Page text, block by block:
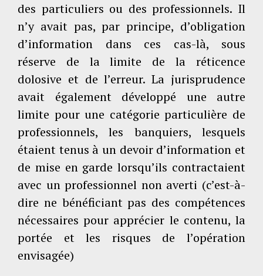
des particuliers ou des professionnels. Il
n’y avait pas, par principe, d’obligation
d’information dans ces cas-là, sous
réserve de la limite de la réticence
dolosive et de l’erreur. La jurisprudence
avait également développé une autre
limite pour une catégorie particulière de
professionnels, les banquiers, lesquels
étaient tenus à un devoir d’information et
de mise en garde lorsqu’ils contractaient
avec un professionnel non averti (c’est-à-
dire ne bénéficiant pas des compétences
nécessaires pour apprécier le contenu, la
portée et les risques de l’opération
envisagée)